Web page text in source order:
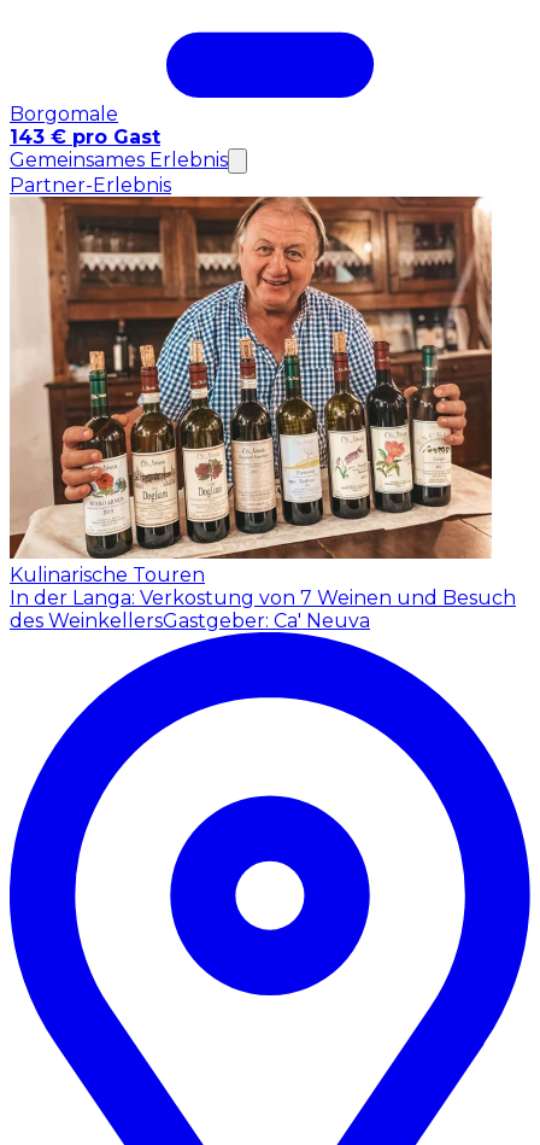
Borgomale
143 € pro Gast
Gemeinsames Erlebnis
Partner-Erlebnis
Kulinarische Touren
In der Langa: Verkostung von 7 Weinen und Besuch
des WeinkellersGastgeber: Ca' Neuva